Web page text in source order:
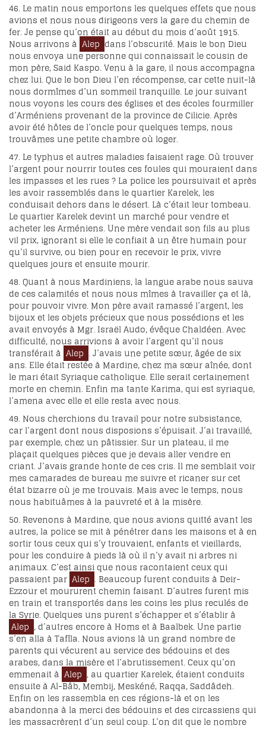
46. Le matin nous emportons les quelques effets que nous
avions et nous nous dirigeons vers la gare du chemin de
fer. Je pense qu’on était au début du mois d’août 1915.
Nous arrivons à Alep dans l’obscurité. Mais le bon Dieu
nous envoya une personne qui connaissait le cousin de
mon père, Said Kaspo. Venu à la gare, il nous accompagna
chez lui. Que le bon Dieu l’en récompense, car cette nuit-là
nous dormîmes d’un sommeil tranquille. Le jour suivant
nous voyons les cours des églises et des écoles fourmiller
d’Arméniens provenant de la province de Cilicie. Après
avoir été hôtes de l’oncle pour quelques temps, nous
trouvâmes une petite chambre où loger.
47. Le typhus et autres maladies faisaient rage. Où trouver
l’argent pour nourrir toutes ces foules qui mouraient dans
les impasses et les rues ? La police les poursuivait et après
les avoir rassemblés dans le quartier Karelek, les
conduisait dehors dans le désert. Là c’était leur tombeau.
Le quartier Karelek devint un marché pour vendre et
acheter les Arméniens. Une mère vendait son fils au plus
vil prix, ignorant si elle le confiait à un être humain pour
qu’il survive, ou bien pour en recevoir le prix, vivre
quelques jours et ensuite mourir.
48. Quant à nous Mardiniens, la langue arabe nous sauva
de ces calamités et nous nous mîmes à travailler ça et là,
pour pouvoir vivre. Mon père avait ramassé l’argent, les
bijoux et les objets précieux que nous possédions et les
avait envoyés à Mgr. Israël Audo, évêque Chaldéen. Avec
difficulté, nous arrivions à avoir l’argent qu’il nous
transférait à Alep . J’avais une petite sœur, âgée de six
ans. Elle était restée à Mardine, chez ma sœur aînée, dont
le mari était Syriaque catholique. Elle serait certainement
morte en chemin. Enfin ma tante Karima, qui est syriaque,
l’amena avec elle et elle resta avec nous.
49. Nous cherchions du travail pour notre subsistance,
car l’argent dont nous disposions s’épuisait. J’ai travaillé,
par exemple, chez un pâtissier. Sur un plateau, il me
plaçait quelques pièces que je devais aller vendre en
criant. J’avais grande honte de ces cris. Il me semblait voir
mes camarades de bureau me suivre et ricaner sur cet
état bizarre où je me trouvais. Mais avec le temps, nous
nous habituâmes à la pauvreté et à la misère.
50. Revenons à Mardine, que nous avions quitté avant les
autres, la police se mit à pénétrer dans les maisons et à en
sortir tous ceux qui s’y trouvaient, enfants et vieillards,
pour les conduire à pieds là où il n’y avait ni arbres ni
animaux. C’est ainsi que nous racontaient ceux qui
passaient par Alep . Beaucoup furent conduits à Deir-
Ezzour et moururent chemin faisant. D’autres furent mis
en train et transportés dans les coins les plus reculés de
la Syrie. Quelques uns purent s’échapper et s’établir à
Alep , d’autres encore à Homs et à Baalbek. Une partie
s’en alla à Tafîla. Nous avions là un grand nombre de
parents qui vécurent au service des bédouins et des
arabes, dans la misère et l’abrutissement. Ceux qu’on
emmenait à Alep , au quartier Karelek, étaient conduits
ensuite à Al-Bâb, Membij, Meskéné, Raqqa, Saddâdeh.
Enfin on les rassembla en ces régions-là et on les
abandonna à la merci des bédouins et des circassiens qui
les massacrèrent d’un seul coup. L’on dit que le nombre